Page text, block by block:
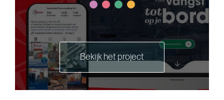
Bekijk het project